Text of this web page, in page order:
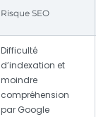
Risque SEO
Difficulté
d’indexation et
moindre
compréhension
par Google